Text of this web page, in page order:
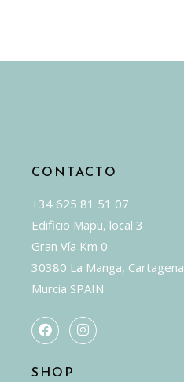
CONTACTO
+34 625 81 51 07
Edificio Mapu, local 3
Gran Vía Km 0
30380 La Manga, Cartagena
Murcia SPAIN
SHOP